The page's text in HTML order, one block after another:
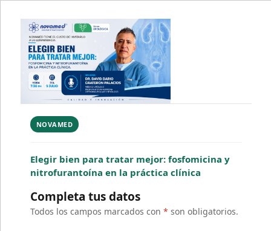
NOVAMED
Elegir bien para tratar mejor: fosfomicina y
nitrofurantoína en la práctica clínica
Completa tus datos
Todos los campos marcados con * son obligatorios.